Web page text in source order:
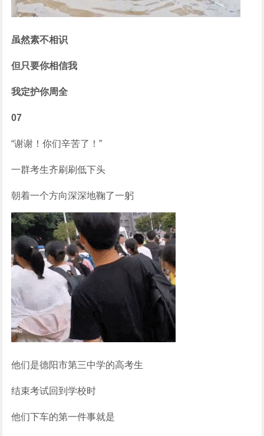
虽然素不相识
但只要你相信我
我定护你周全
07
“谢谢！你们辛苦了！”
一群考生齐刷刷低下头
朝着一个方向深深地鞠了一躬
他们是德阳市第三中学的高考生
结束考试回到学校时
他们下车的第一件事就是